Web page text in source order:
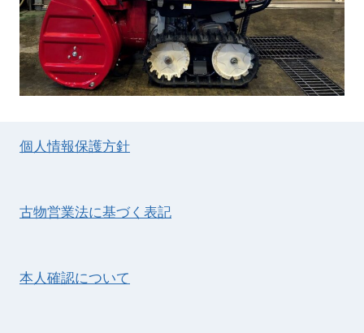
個人情報保護方針
古物営業法に基づく表記
本人確認について